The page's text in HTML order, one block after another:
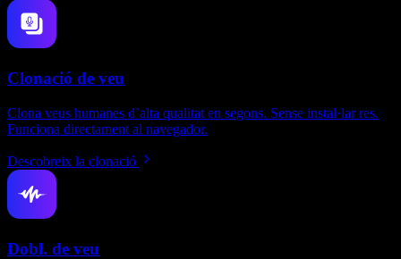
Clonació de veu
Clona veus humanes d’alta qualitat en segons. Sense instal·lar res.
Funciona directament al navegador.
Descobreix la clonació
Dobl. de veu